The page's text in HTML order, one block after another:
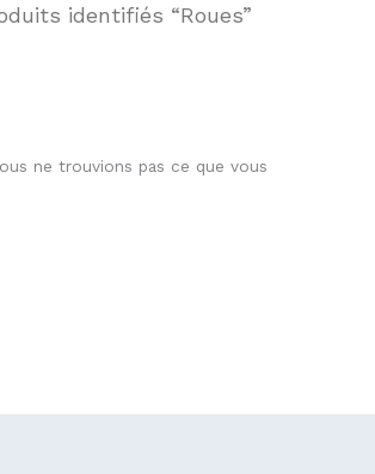
identifiés “Roues”
ne trouvions pas ce que vous